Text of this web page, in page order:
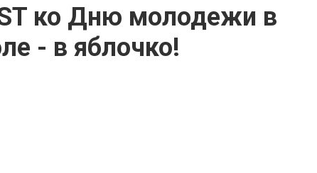
ко Дню молодежи в
- в яблочко!